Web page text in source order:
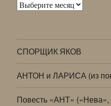
Архивы
СПОРЩИК ЯКОВ
АНТОН и ЛАРИСА (из
Повесть «АНТ»